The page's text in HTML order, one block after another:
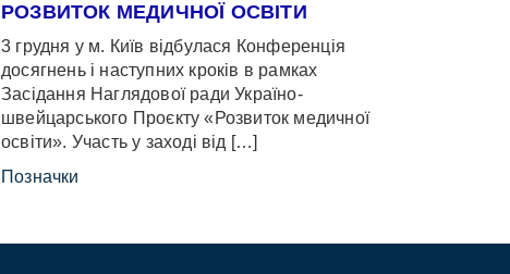
РОЗВИТОК МЕДИЧНОЇ ОСВІТИ
3 грудня у м. Київ відбулася Конференція
досягнень і наступних кроків в рамках
Засідання Наглядової ради Україно-
швейцарського Проєкту «Розвиток медичної
освіти». Участь у заході від […]
Позначки